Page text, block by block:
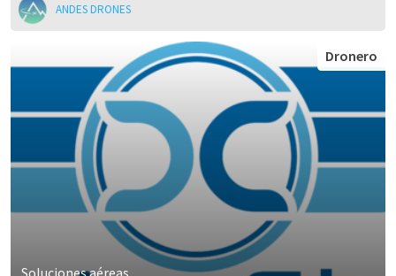
ANDES DRONES
Soluciones aéreas
Dronero